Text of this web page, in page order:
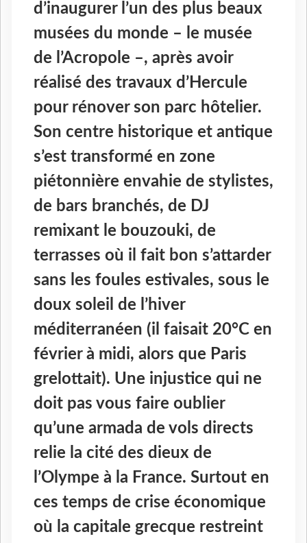
d’inaugurer l’un des plus beaux
musées du monde – le musée
de l’Acropole –, après avoir
réalisé des travaux d’Hercule
pour rénover son parc hôtelier.
Son centre historique et antique
s’est transformé en zone
piétonnière envahie de stylistes,
de bars branchés, de DJ
remixant le bouzouki, de
terrasses où il fait bon s’attarder
sans les foules estivales, sous le
doux soleil de l’hiver
méditerranéen (il faisait 20°C en
février à midi, alors que Paris
grelottait). Une injustice qui ne
doit pas vous faire oublier
qu’une armada de vols directs
relie la cité des dieux de
l’Olympe à la France. Surtout en
ces temps de crise économique
où la capitale grecque restreint